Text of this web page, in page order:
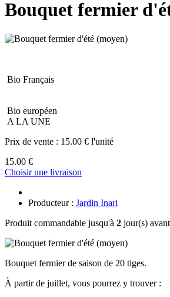
Bouquet fermier
Bio Français
Bio européen
A LA UNE
Prix de vente : 15.00 € l'unité
15.00 €
Choisir une livraison
Producteur : Jardin Inari
Produit commandable jusqu'à 2 jour(s)
Bouquet fermier de saison de 20 tiges.
À partir de juillet, vous pourrez y trouver :